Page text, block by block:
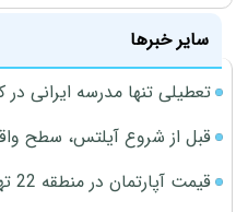
سایر خبرها
تعطیلی تنها مدرسه ایرانی
قبل از شروع آیلتس، سطح
قیمت آپارتمان در منطقه 22 تهران چقدر است؟